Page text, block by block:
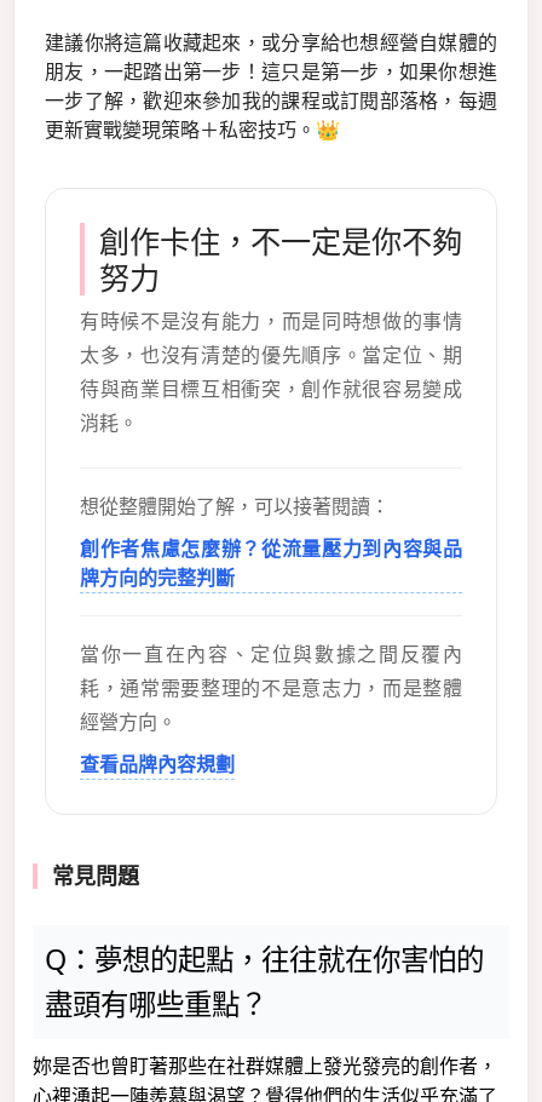
建議你將這篇收藏起來，或分享給也想經營自媒體的
朋友，一起踏出第一步！這只是第一步，如果你想進
一步了解，歡迎來參加我的課程或訂閱部落格，每週
更新實戰變現策略＋私密技巧。👑
創作卡住，不一定是你不夠
努力
有時候不是沒有能力，而是同時想做的事情
太多，也沒有清楚的優先順序。當定位、期
待與商業目標互相衝突，創作就很容易變成
消耗。
想從整體開始了解，可以接著閱讀：
創作者焦慮怎麼辦？從流量壓力到內容與品
牌方向的完整判斷
當你一直在內容、定位與數據之間反覆內
耗，通常需要整理的不是意志力，而是整體
經營方向。
查看品牌內容規劃
常見問題
Q：夢想的起點，往往就在你害怕的
盡頭有哪些重點？
妳是否也曾盯著那些在社群媒體上發光發亮的創作者，
心裡湧起一陣羨慕與渴望？覺得他們的生活似乎充滿了